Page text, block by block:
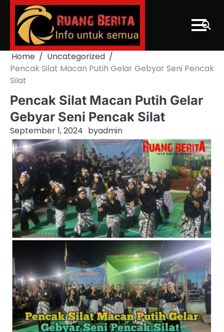
Skip
content
Home
Uncategorized
Pencak Silat Macan Putih Gelar Gebyar Seni Pencak
Silat
Pencak Silat Macan Putih Gelar
Gebyar Seni Pencak Silat
September 1, 2024 byadmin